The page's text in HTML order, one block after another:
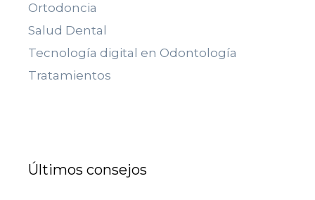
Ortodoncia
Salud Dental
Tecnología digital en Odontología
Tratamientos
Últimos consejos